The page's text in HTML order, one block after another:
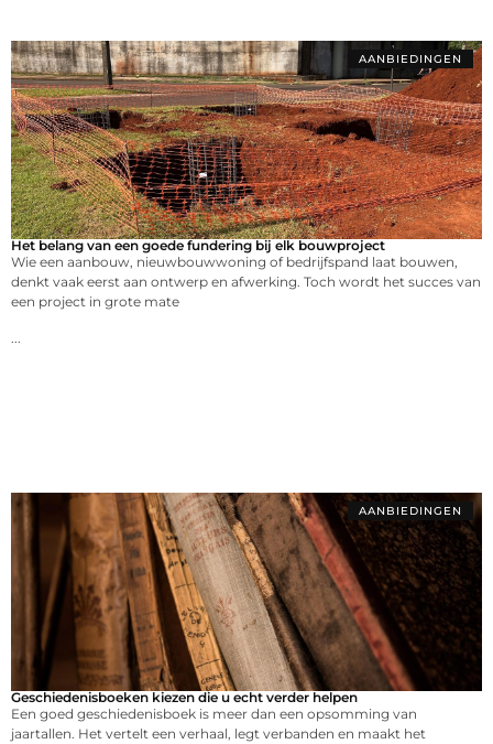
AANBIEDINGEN
Het belang van een goede fundering bij elk bouwproject
Wie een aanbouw, nieuwbouwwoning of bedrijfspand laat bouwen,
denkt vaak eerst aan ontwerp en afwerking. Toch wordt het succes van
een project in grote mate
AANBIEDINGEN
Geschiedenisboeken kiezen die u echt verder helpen
Een goed geschiedenisboek is meer dan een opsomming van
jaartallen. Het vertelt een verhaal, legt verbanden en maakt het